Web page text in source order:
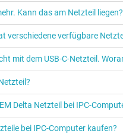
Kann das am Netzteil liegen?
verschiedene verfügbare
mit dem USB-C-Netzteil.
Delta Netzteil bei
bei IPC‑Computer kaufen?